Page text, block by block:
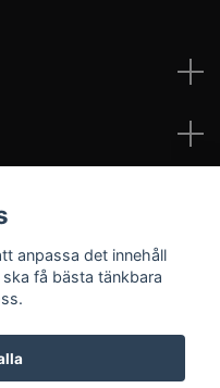
anpassa det innehåll
få bästa tänkbara